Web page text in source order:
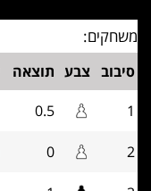
משחקים:
סיבוב צבע תוצאה
1
0.5
2
0